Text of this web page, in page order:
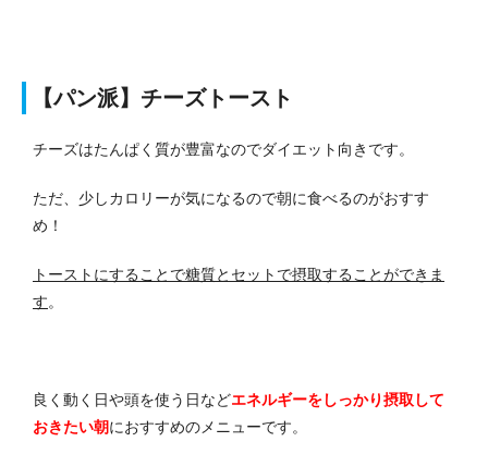
【パン派】チーズトースト
チーズはたんぱく質が豊富なのでダイエット向きです。
ただ、少しカロリーが気になるので朝に食べるのがおすす
め！
トーストにすることで糖質とセットで摂取することができま
す。
良く動く日や頭を使う日などエネルギーをしっかり摂取して
おきたい朝におすすめのメニューです。